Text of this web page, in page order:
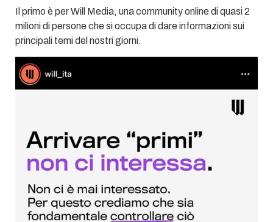
Il primo è per Will Media, una community online di quasi 2
milioni di persone che si occupa di dare informazioni sui
principali temi del nostri giorni.